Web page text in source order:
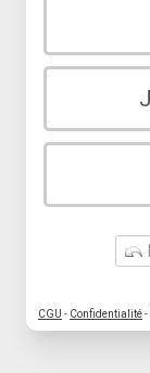
CGU - Confidentialité-